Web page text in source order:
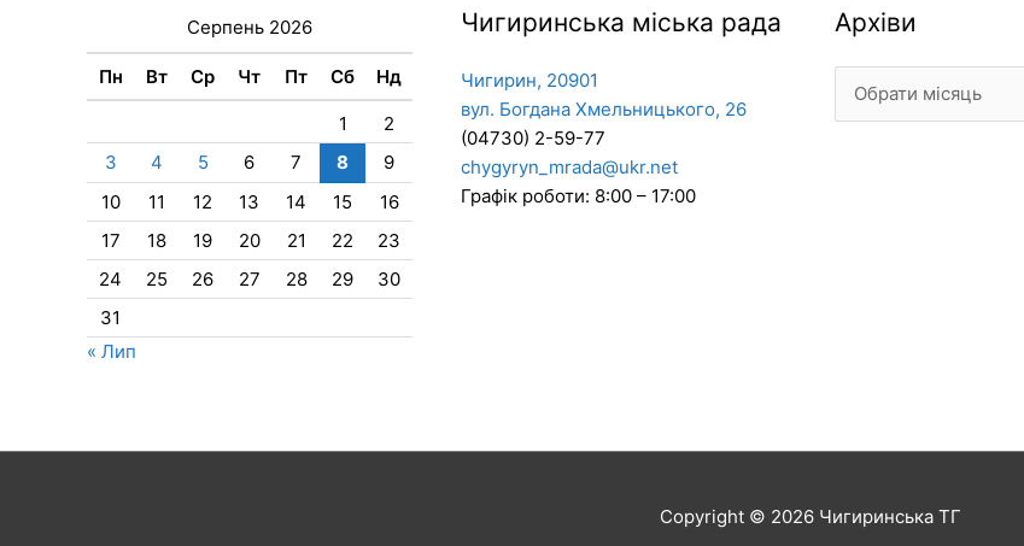
Серпень 2026
Пн Вт Ср Чт Пт Сб Нд
1
2
3
4 5 6 7 8
9
10
11 12 13 14 15
16
17
18 19 20 21 22
23
24
25 26 27 28 29
30
31
« Лип
Чигиринська міська рада
Чигирин, 20901
вул. Богдана Хмельницького, 26
(04730) 2-59-77
chygyryn_mrada@ukr.net
Графік роботи: 8:00 – 17:00
Архіви
Архіви
Copyright © 2026 Чигиринська ТГ